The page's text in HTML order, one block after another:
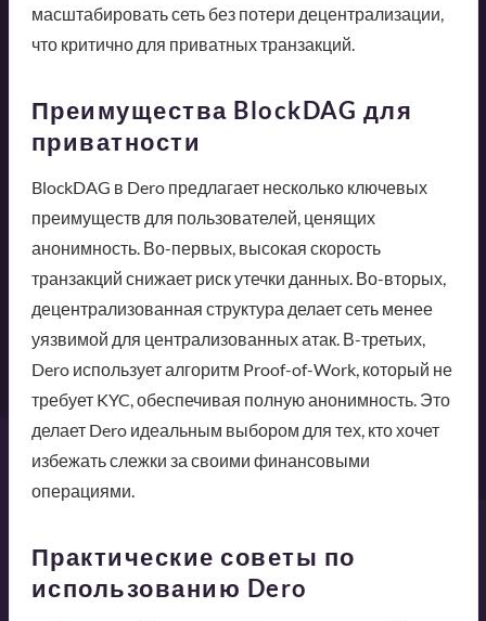
масштабировать сеть без потери децентрализации,
что критично для приватных транзакций.
Преимущества BlockDAG для
приватности
BlockDAG в Dero предлагает несколько ключевых
преимуществ для пользователей, ценящих
анонимность. Во-первых, высокая скорость
транзакций снижает риск утечки данных. Во-вторых,
децентрализованная структура делает сеть менее
уязвимой для централизованных атак. В-третьих,
Dero использует алгоритм Proof-of-Work, который не
требует KYC, обеспечивая полную анонимность. Это
делает Dero идеальным выбором для тех, кто хочет
избежать слежки за своими финансовыми
операциями.
Практические советы по
использованию Dero